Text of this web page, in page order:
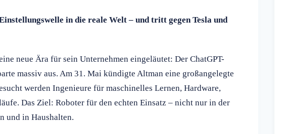
in die reale Welt – und tritt gegen Tesla und
neue Ära für sein Unternehmen eingeläutet: Der ChatGPT-
massiv aus. Am 31. Mai kündigte Altman eine großangelegte
werden Ingenieure für maschinelles Lernen, Hardware,
Das Ziel: Roboter für den echten Einsatz – nicht nur in der
und in Haushalten.